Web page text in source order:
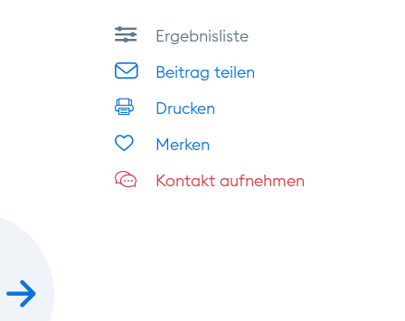
Ergebnisliste
Beitrag teilen
Drucken
Merken
Kontakt aufnehmen